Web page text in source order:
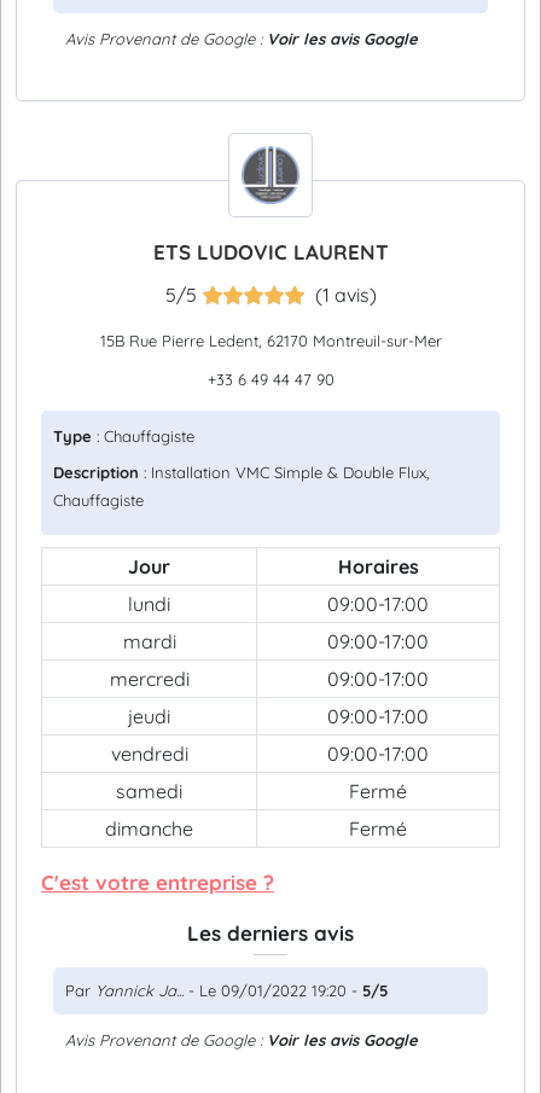
Avis Provenant de Google : Voir les avis Google
ETS LUDOVIC LAURENT
5/5 (1 avis)
15B Rue Pierre Ledent, 62170 Montreuil-sur-Mer
+33 6 49 44 47 90
Type : Chauffagiste
Description : Installation VMC Simple & Double Flux,
Chauffagiste
Jour
Horaires
lundi
09:00-17:00
mardi
09:00-17:00
mercredi
09:00-17:00
jeudi
09:00-17:00
vendredi
09:00-17:00
samedi
Fermé
dimanche
Fermé
C'est votre entreprise ?
Les derniers avis
Par Yannick Ja... - Le 09/01/2022 19:20 - 5/5
Avis Provenant de Google : Voir les avis Google